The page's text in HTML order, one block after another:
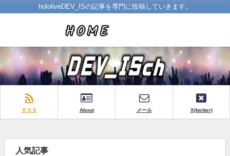
hololiveDEV_ISの記事を専門に投稿していきます。
ＲＳＳ About メール X(twitter)
人気記事